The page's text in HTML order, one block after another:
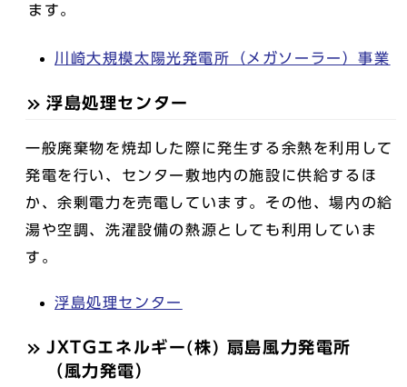
ます。
川崎大規模太陽光発電所（メガソーラー）事業
浮島処理センター
一般廃棄物を焼却した際に発生する余熱を利用して
発電を行い、センター敷地内の施設に供給するほ
か、余剰電力を売電しています。その他、場内の給
湯や空調、洗濯設備の熱源としても利用していま
す。
浮島処理センター
JXTGエネルギー(株) 扇島風力発電所
（風力発電）